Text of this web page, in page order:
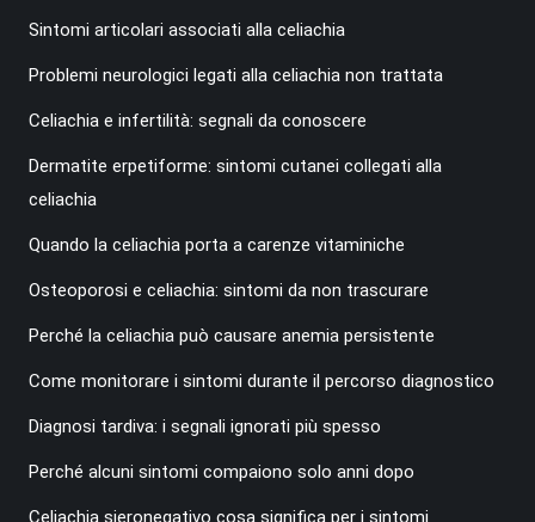
Sintomi articolari associati alla celiachia
Problemi neurologici legati alla celiachia non trattata
Celiachia e infertilità: segnali da conoscere
Dermatite erpetiforme: sintomi cutanei collegati alla
celiachia
Quando la celiachia porta a carenze vitaminiche
Osteoporosi e celiachia: sintomi da non trascurare
Perché la celiachia può causare anemia persistente
Come monitorare i sintomi durante il percorso diagnostico
Diagnosi tardiva: i segnali ignorati più spesso
Perché alcuni sintomi compaiono solo anni dopo
Celiachia sieronegativo cosa significa per i sintomi